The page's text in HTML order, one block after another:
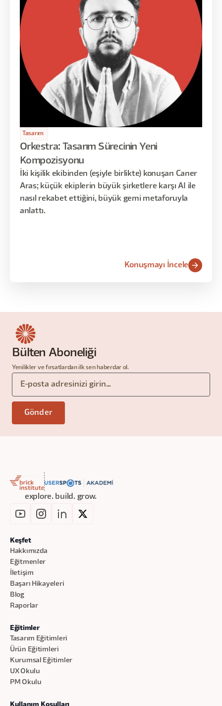
Tasarım
Orkestra: Tasarım Sürecinin Yeni
Kompozisyonu
İki kişilik ekibinden (eşiyle birlikte) konuşan Caner
Aras; küçük ekiplerin büyük şirketlere karşı AI ile
nasıl rekabet ettiğini, büyük gemi metaforuyla
anlattı.
Konuşmayı İncele
Bülten Aboneliği
Yenilikler ve fırsatlardan ilk sen haberdar ol.
explore. build. grow.
Keşfet
Hakkımızda
Eğitmenler
İletişim
Başarı Hikayeleri
Blog
Raporlar
Eğitimler
Tasarım Eğitimleri
Ürün Eğitimleri
Kurumsal Eğitimler
UX Okulu
PM Okulu